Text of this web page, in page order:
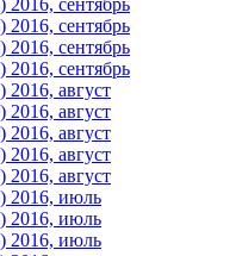
сентябрь
сентябрь
сентябрь
2016, август
2016, август
2016, август
2016, август
2016, август
2016, июль
2016, июль
2016, июль